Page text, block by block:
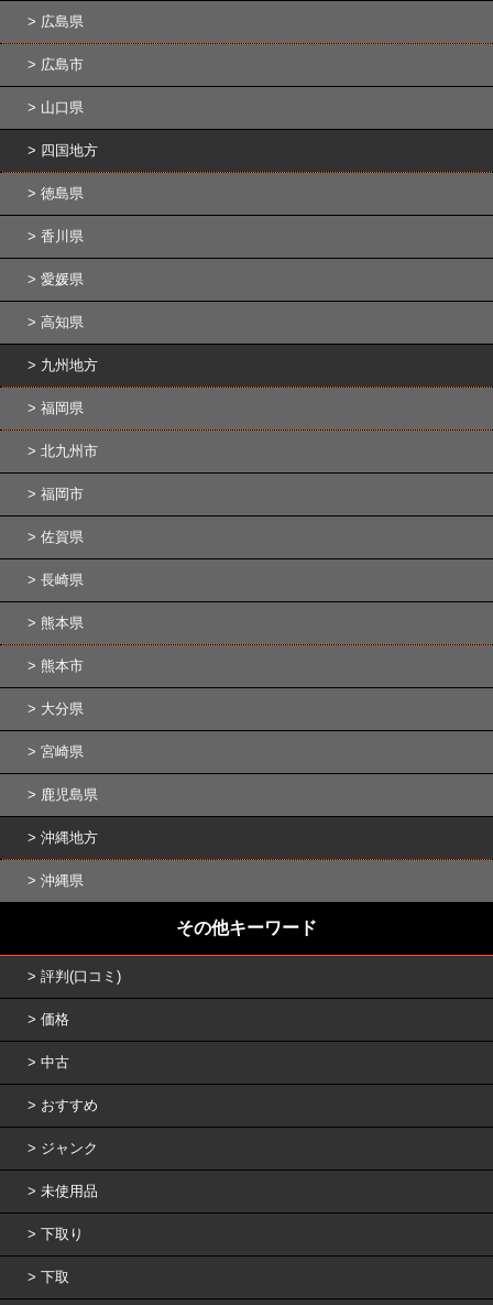
広島県
広島市
山口県
四国地方
徳島県
香川県
愛媛県
高知県
九州地方
福岡県
北九州市
福岡市
佐賀県
長崎県
熊本県
熊本市
大分県
宮崎県
鹿児島県
沖縄地方
沖縄県
その他キーワード
評判(口コミ)
価格
中古
おすすめ
ジャンク
未使用品
下取り
下取